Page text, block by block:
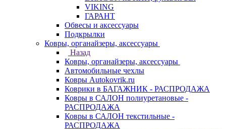
VIKING
ГАРАНТ
Обвесы и аксессуары
Подкрылки
Ковры, органайзеры, аксессуары
Назад
Ковры, органайзеры, аксессуары
Автомобильные чехлы
Ковры Autokovrik.ru
Коврики в БАГАЖНИК - РАСПРОДАЖА
Ковры в САЛОН полиуретановые -
РАСПРОДАЖА
Ковры в САЛОН текстильные -
РАСПРОДАЖА